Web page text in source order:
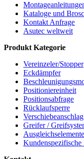
Kataloge und
Kontakt Anfrage
Asutec weltweit
Produkt Kategorie
Vereinzeler/Stopper
Eckdämpfer
Positioniereinheit
Positionsabfrage
Rücklaufsperre
Verschiebeanschlag
Greifer /
Ausgleichselemente
Kundenspezifische